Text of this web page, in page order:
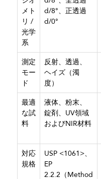
メト
リ /
光学
系
d/8°、正透過
d/0°
測定
モー
ド
反射、透過、
ヘイズ（濁
度）
最適
な試
料
液体、粉末、
錠剤、UV領域
およびNIR材料
対応
規格
USP <1061>、
EP
2.2.2（Method